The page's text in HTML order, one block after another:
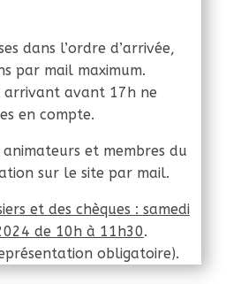
dans l’ordre d’arrivée,
par mail maximum.
arrivant avant 17h ne
en compte.
et membres du
sur le site par mail.
et des chèques : samedi
de 10h à 11h30.
obligatoire).